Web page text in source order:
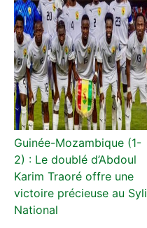
Guinée-Mozambique (1-
2) : Le doublé d’Abdoul
Karim Traoré offre une
victoire précieuse au Syli
National